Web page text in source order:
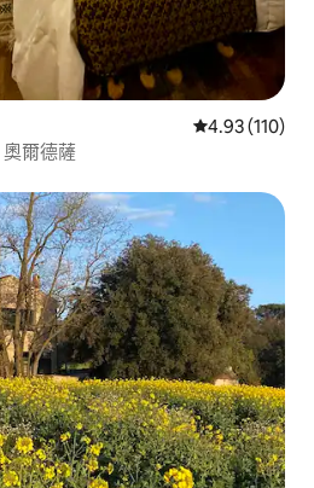
從 110 則評價
4.93 (110)
奧爾德薩